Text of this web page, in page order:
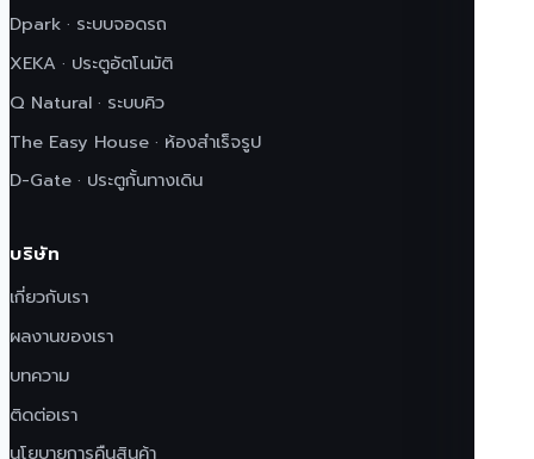
Dpark · ระบบจอดรถ
XEKA · ประตูอัตโนมัติ
Q Natural · ระบบคิว
The Easy House · ห้องสำเร็จรูป
D-Gate · ประตูกั้นทางเดิน
บริษัท
เกี่ยวกับเรา
ผลงานของเรา
บทความ
ติดต่อเรา
นโยบายการคืนสินค้า